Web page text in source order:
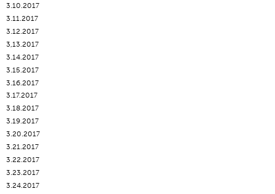
3.10.2017
3.11.2017
3.12.2017
3,13.2017
3.14.2017
3.15.2017
3.16.2017
3.17.2017
3.18.2017
3.19.2017
3.20.2017
3.21.2017
3.22.2017
3.23.2017
3.24.2017